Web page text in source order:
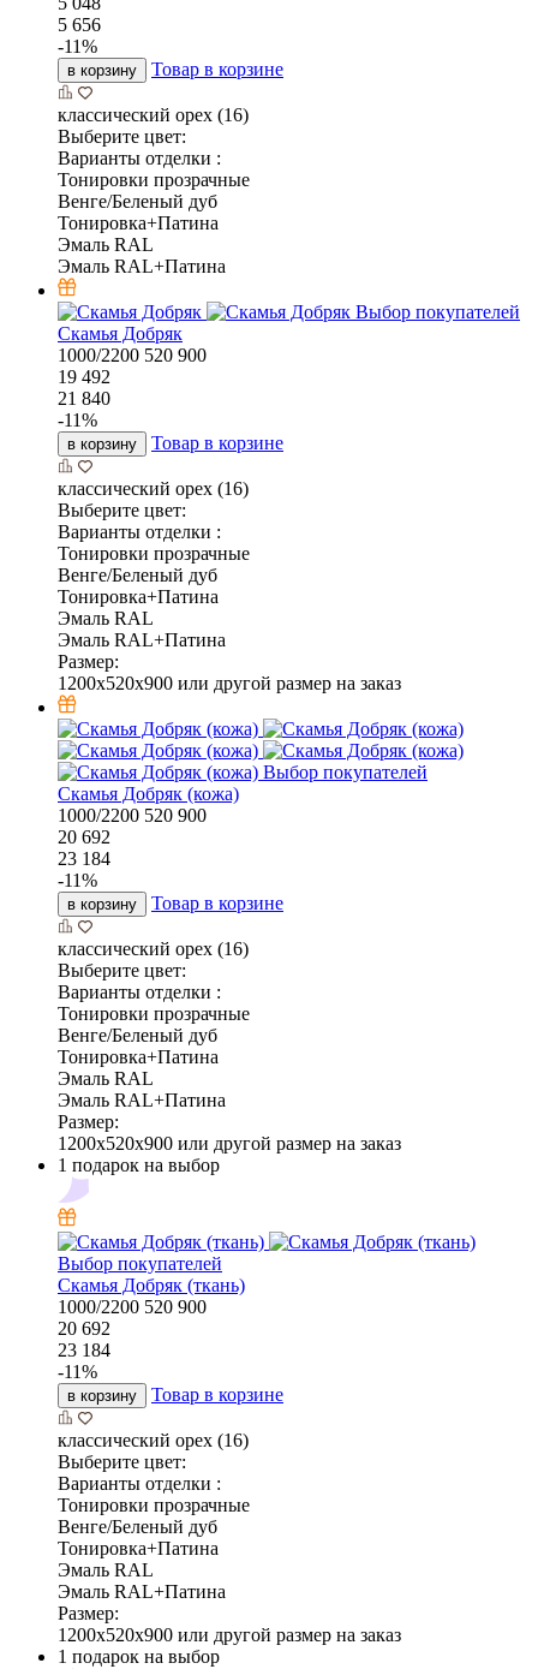
5 656
-11%
в корзину Товар в корзине
классический орех (16)
Выберите цвет:
Варианты отделки :
Тонировки прозрачные
Венге/Беленый дуб
Тонировка+Патина
Эмаль RAL
Эмаль RAL+Патина
Выбор покупателей
Скамья Добряк
1000/2200 520 900
19 492
21 840
-11%
в корзину Товар в корзине
классический орех (16)
Выберите цвет:
Варианты отделки :
Тонировки прозрачные
Венге/Беленый дуб
Тонировка+Патина
Эмаль RAL
Эмаль RAL+Патина
Размер:
1200x520x900 или другой размер на заказ
Выбор покупателей
Скамья Добряк (кожа)
1000/2200 520 900
20 692
23 184
-11%
в корзину Товар в корзине
классический орех (16)
Выберите цвет:
Варианты отделки :
Тонировки прозрачные
Венге/Беленый дуб
Тонировка+Патина
Эмаль RAL
Эмаль RAL+Патина
Размер:
1200x520x900 или другой размер на заказ
1 подарок на выбор
Выбор покупателей
Скамья Добряк (ткань)
1000/2200 520 900
20 692
23 184
-11%
в корзину Товар в корзине
классический орех (16)
Выберите цвет:
Варианты отделки :
Тонировки прозрачные
Венге/Беленый дуб
Тонировка+Патина
Эмаль RAL
Эмаль RAL+Патина
Размер:
1200x520x900 или другой размер на заказ
1 подарок на выбор